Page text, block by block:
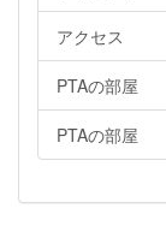
アクセス
PTAの部屋
PTAの部屋